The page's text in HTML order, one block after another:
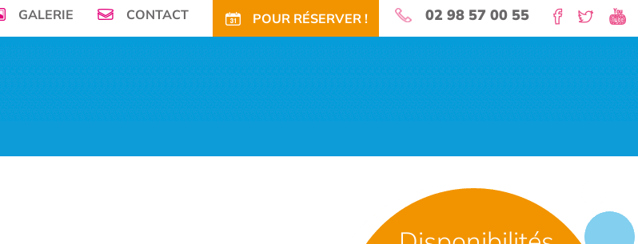
GALERIE CONTACT POUR RÉSERVER ! 02 98 57 00 55
vous offre son petit paradis en pleine nature pour vos vacances!